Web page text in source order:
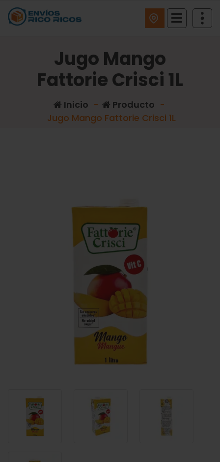
Jugo Mango
Fattorie Crisci 1L
Inicio - Producto -
Jugo Mango Fattorie Crisci 1L